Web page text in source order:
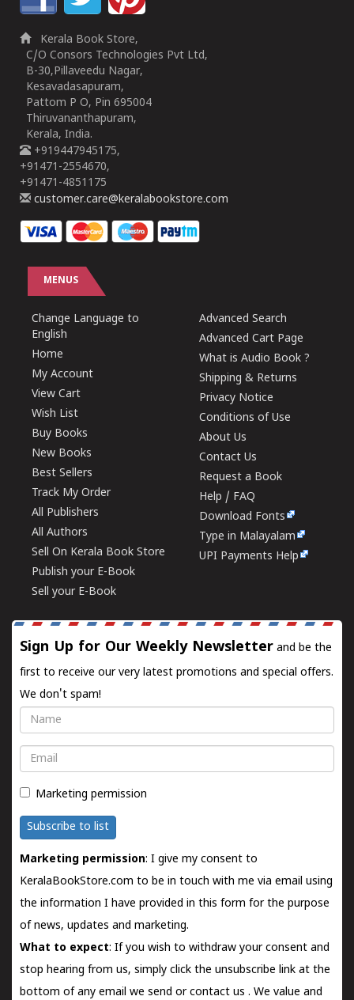
Kerala Book Store,
C/O Consors Technologies Pvt Ltd,
B-30,Pillaveedu Nagar,
Kesavadasapuram,
Pattom P O, Pin 695004
Thiruvananthapuram,
Kerala, India.
+919447945175,
+91471-2554670,
+91471-4851175
customer.care@keralabookstore.com
MENUS
Change Language to
English
Home
My Account
View Cart
Wish List
Buy Books
New Books
Best Sellers
Track My Order
All Publishers
All Authors
Sell On Kerala Book Store
Publish your E-Book
Sell your E-Book
Advanced Search
Advanced Cart Page
What is Audio Book ?
Shipping & Returns
Privacy Notice
Conditions of Use
About Us
Contact Us
Request a Book
Help / FAQ
Download Fonts
Type in Malayalam
UPI Payments Help
Sign Up for Our Weekly Newsletter and be the
first to receive our very latest promotions and special offers.
We don't spam!
Name
Email
Marketing permission
Subscribe to list
Marketing permission: I give my consent to
KeralaBookStore.com to be in touch with me via email using
the information I have provided in this form for the purpose
of news, updates and marketing.
What to expect: If you wish to withdraw your consent and
stop hearing from us, simply click the unsubscribe link at the
bottom of any email we send orcontact us . We value and